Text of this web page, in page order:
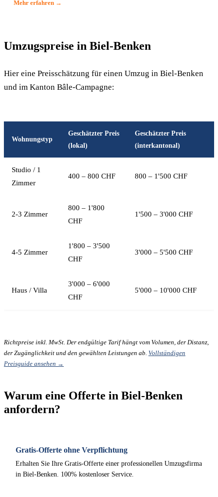
Mehr erfahren →
Umzugspreise in Biel-Benken
Hier eine Preisschätzung für einen Umzug in Biel-Benken
und im Kanton Bâle-Campagne:
Wohnungstyp
Geschätzter Preis
(lokal)
Geschätzter Preis
(interkantonal)
Studio / 1
Zimmer
400 – 800 CHF 800 – 1'500 CHF
2-3 Zimmer
800 – 1'800
CHF
1'500 – 3'000 CHF
4-5 Zimmer
1'800 – 3'500
CHF
3'000 – 5'500 CHF
Haus / Villa
3'000 – 6'000
CHF
5'000 – 10'000 CHF
Richtpreise inkl. MwSt. Der endgültige Tarif hängt vom Volumen, der Distanz,
der Zugänglichkeit und den gewählten Leistungen ab. Vollständigen
Preisguide ansehen →
Warum eine Offerte in Biel-Benken
anfordern?
Gratis-Offerte ohne Verpflichtung
Erhalten Sie Ihre Gratis-Offerte einer professionellen Umzugsfirma
in Biel-Benken. 100% kostenloser Service.